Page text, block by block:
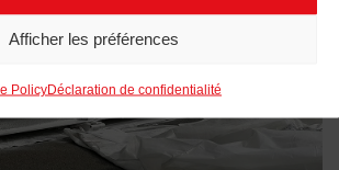
Afficher les préférences
PolicyDéclaration de confidentialité